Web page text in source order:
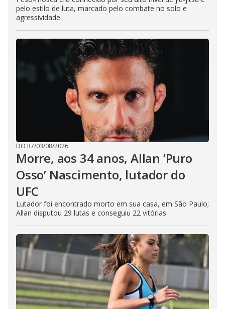
pelo estilo de luta, marcado pelo combate no solo e
agressividade
DO R7/03/08/2026
Morre, aos 34 anos, Allan ‘Puro
Osso’ Nascimento, lutador do
UFC
Lutador foi encontrado morto em sua casa, em São Paulo;
Allan disputou 29 lutas e conseguiu 22 vitórias